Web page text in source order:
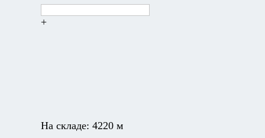
+
На складе: 4220 м